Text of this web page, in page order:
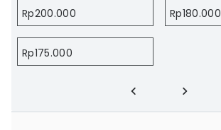
Rp200.000 Rp180.000
Rp175.000